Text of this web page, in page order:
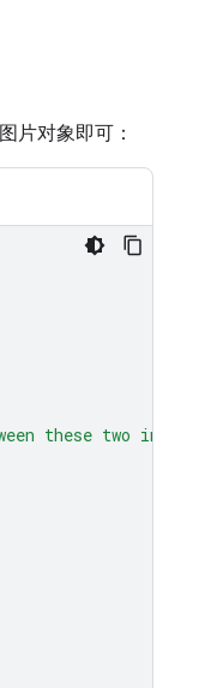
片对象即可：
these two images?"